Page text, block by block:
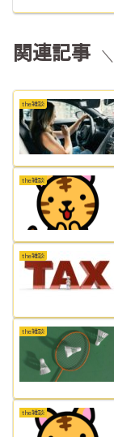
関連記事
the雑談
the雑談
the雑談
the雑談
the雑談